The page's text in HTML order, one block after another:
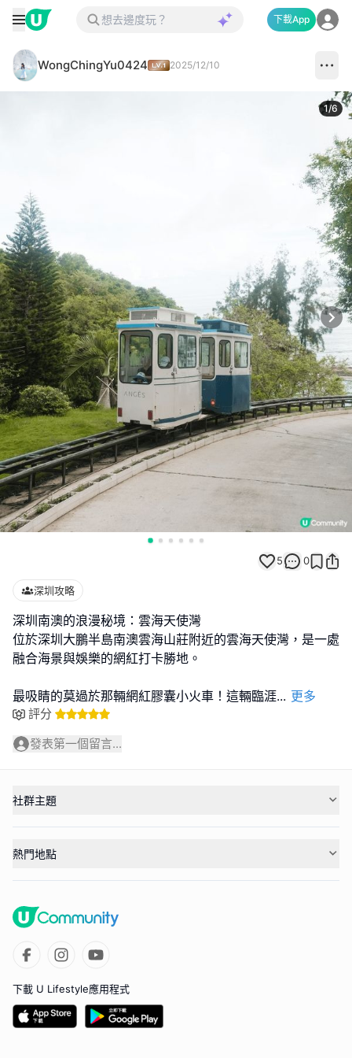
下載App
WongChingYu0424 2025/12/10
1/6
5 0
深圳攻略
深圳南澳的浪漫秘境：雲海天使灣
位於深圳大鵬半島南澳雲海山莊附近的雲海天使灣，是一處
融合海景與娛樂的網紅打卡勝地。
最吸睛的莫過於那輛網紅膠囊小火車！這輛臨涯... 更多
評分
發表第一個留言...
社群主題
熱門地點
下載 U Lifestyle應用程式